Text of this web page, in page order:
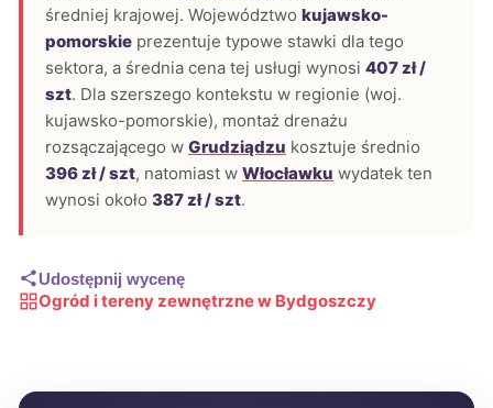
średniej krajowej. Województwo kujawsko-
pomorskie prezentuje typowe stawki dla tego
sektora, a średnia cena tej usługi wynosi 407 zł /
szt. Dla szerszego kontekstu w regionie (woj.
kujawsko-pomorskie), montaż drenażu
rozsączającego w Grudziądzu kosztuje średnio
396 zł / szt, natomiast w Włocławku wydatek ten
wynosi około 387 zł / szt.
Udostępnij wycenę
Ogród i tereny zewnętrzne w Bydgoszczy